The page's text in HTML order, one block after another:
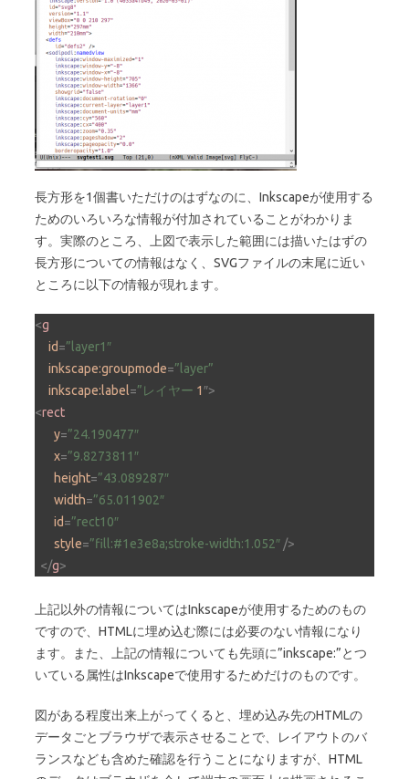
長方形を1個書いただけのはずなのに、Inkscapeが使用する
ためのいろいろな情報が付加されていることがわかりま
す。実際のところ、上図で表示した範囲には描いたはずの
長方形についての情報はなく、SVGファイルの末尾に近い
ところに以下の情報が現れます。
<g
id=”layer1″
inkscape:groupmode=”layer”
inkscape:label=”レイヤー 1″>
<rect
y=”24.190477″
x=”9.8273811″
height=”43.089287″
width=”65.011902″
id=”rect10″
style=”fill:#1e3e8a;stroke-width:1.052″ />
</g>
上記以外の情報についてはInkscapeが使用するためのもの
ですので、HTMLに埋め込む際には必要のない情報になり
ます。また、上記の情報についても先頭に”inkscape:”とつ
いている属性はInkscapeで使用するためだけのものです。
図がある程度出来上がってくると、埋め込み先のHTMLの
データごとブラウザで表示させることで、レイアウトのバ
ランスなども含めた確認を行うことになりますが、HTML